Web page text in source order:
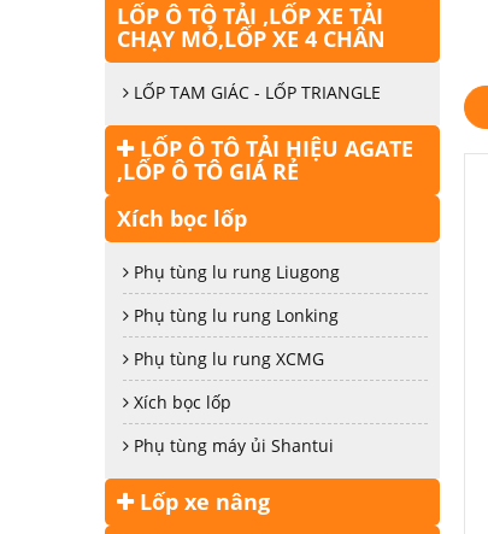
LỐP Ô TÔ TẢI ,LỐP XE TẢI
CHẠY MỎ,LỐP XE 4 CHÂN
LỐP TAM GIÁC - LỐP TRIANGLE
LỐP Ô TÔ TẢI HIỆU AGATE
,LỐP Ô TÔ GIÁ RẺ
Xích bọc lốp
Phụ tùng lu rung Liugong
Phụ tùng lu rung Lonking
Phụ tùng lu rung XCMG
Xích bọc lốp
Phụ tùng máy ủi Shantui
Lốp xe nâng